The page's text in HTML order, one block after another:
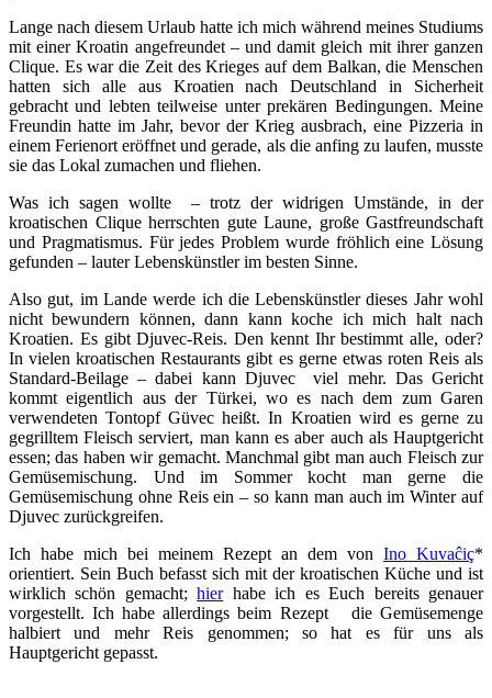
Lange nach diesem Urlaub hatte ich mich während meines Studiums
mit einer Kroatin angefreundet – und damit gleich mit ihrer ganzen
Clique. Es war die Zeit des Krieges auf dem Balkan, die Menschen
hatten sich alle aus Kroatien nach Deutschland in Sicherheit
gebracht und lebten teilweise unter prekären Bedingungen. Meine
Freundin hatte im Jahr, bevor der Krieg ausbrach, eine Pizzeria in
einem Ferienort eröffnet und gerade, als die anfing zu laufen, musste
sie das Lokal zumachen und fliehen.
Was ich sagen wollte – trotz der widrigen Umstände, in der
kroatischen Clique herrschten gute Laune, große Gastfreundschaft
und Pragmatismus. Für jedes Problem wurde fröhlich eine Lösung
gefunden – lauter Lebenskünstler im besten Sinne.
Also gut, im Lande werde ich die Lebenskünstler dieses Jahr wohl
nicht bewundern können, dann kann koche ich mich halt nach
Kroatien. Es gibt Djuvec-Reis. Den kennt Ihr bestimmt alle, oder?
In vielen kroatischen Restaurants gibt es gerne etwas roten Reis als
Standard-Beilage – dabei kann Djuvec viel mehr. Das Gericht
kommt eigentlich aus der Türkei, wo es nach dem zum Garen
verwendeten Tontopf Güvec heißt. In Kroatien wird es gerne zu
gegrilltem Fleisch serviert, man kann es aber auch als Hauptgericht
essen; das haben wir gemacht. Manchmal gibt man auch Fleisch zur
Gemüsemischung. Und im Sommer kocht man gerne die
Gemüsemischung ohne Reis ein – so kann man auch im Winter auf
Djuvec zurückgreifen.
Ich habe mich bei meinem Rezept an dem von Ino Kuvaĉiç*
orientiert. Sein Buch befasst sich mit der kroatischen Küche und ist
wirklich schön gemacht;hierhabe ich es Euch bereits genauer
vorgestellt. Ich habe allerdings beim Rezept die Gemüsemenge
halbiert und mehr Reis genommen; so hat es für uns als
Hauptgericht gepasst.